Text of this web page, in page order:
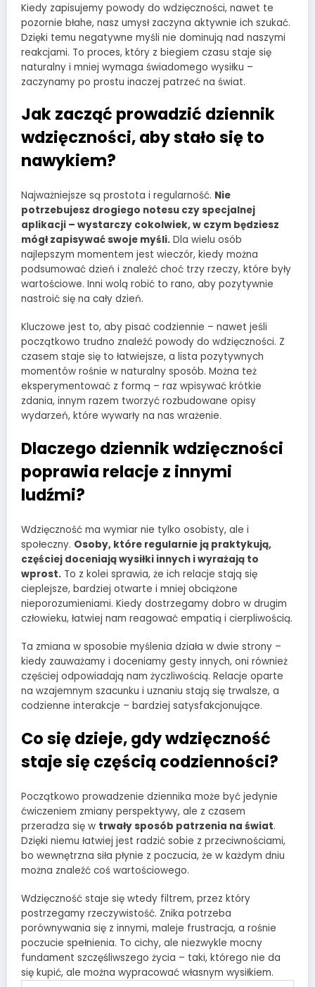
Kiedy zapisujemy powody do wdzięczności, nawet te
pozornie błahe, nasz umysł zaczyna aktywnie ich szukać.
Dzięki temu negatywne myśli nie dominują nad naszymi
reakcjami. To proces, który z biegiem czasu staje się
naturalny i mniej wymaga świadomego wysiłku –
zaczynamy po prostu inaczej patrzeć na świat.
Jak zacząć prowadzić dziennik
wdzięczności, aby stało się to
nawykiem?
Najważniejsze są prostota i regularność. Nie
potrzebujesz drogiego notesu czy specjalnej
aplikacji – wystarczy cokolwiek, w czym będziesz
mógł zapisywać swoje myśli. Dla wielu osób
najlepszym momentem jest wieczór, kiedy można
podsumować dzień i znaleźć choć trzy rzeczy, które były
wartościowe. Inni wolą robić to rano, aby pozytywnie
nastroić się na cały dzień.
Kluczowe jest to, aby pisać codziennie – nawet jeśli
początkowo trudno znaleźć powody do wdzięczności. Z
czasem staje się to łatwiejsze, a lista pozytywnych
momentów rośnie w naturalny sposób. Można też
eksperymentować z formą – raz wpisywać krótkie
zdania, innym razem tworzyć rozbudowane opisy
wydarzeń, które wywarły na nas wrażenie.
Dlaczego dziennik wdzięczności
poprawia relacje z innymi
ludźmi?
Wdzięczność ma wymiar nie tylko osobisty, ale i
społeczny. Osoby, które regularnie ją praktykują,
częściej doceniają wysiłki innych i wyrażają to
wprost. To z kolei sprawia, że ich relacje stają się
cieplejsze, bardziej otwarte i mniej obciążone
nieporozumieniami. Kiedy dostrzegamy dobro w drugim
człowieku, łatwiej nam reagować empatią i cierpliwością.
Ta zmiana w sposobie myślenia działa w dwie strony –
kiedy zauważamy i doceniamy gesty innych, oni również
częściej odpowiadają nam życzliwością. Relacje oparte
na wzajemnym szacunku i uznaniu stają się trwalsze, a
codzienne interakcje – bardziej satysfakcjonujące.
Co się dzieje, gdy wdzięczność
staje się częścią codzienności?
Początkowo prowadzenie dziennika może być jedynie
ćwiczeniem zmiany perspektywy, ale z czasem
przeradza się w trwały sposób patrzenia na świat.
Dzięki niemu łatwiej jest radzić sobie z przeciwnościami,
bo wewnętrzna siła płynie z poczucia, że w każdym dniu
można znaleźć coś wartościowego.
Wdzięczność staje się wtedy filtrem, przez który
postrzegamy rzeczywistość. Znika potrzeba
porównywania się z innymi, maleje frustracja, a rośnie
poczucie spełnienia. To cichy, ale niezwykle mocny
fundament szczęśliwszego życia – taki, którego nie da
się kupić, ale można wypracować własnym wysiłkiem.